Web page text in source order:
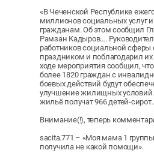
«В Чеченской Республике
миллионов социальных
гражданам. Об этом сообщил
Рамзан Кадыров….
работников социальной
праздником и поблагодарил
ходе мероприятия сообщил,
более 1820 граждан с
боевых действий будут
улучшение жилищных условий.
жильё получат 966 детей-
Внимание(!), теперь
sacita.771 – «Моя мама 1
получила не какой помощи».